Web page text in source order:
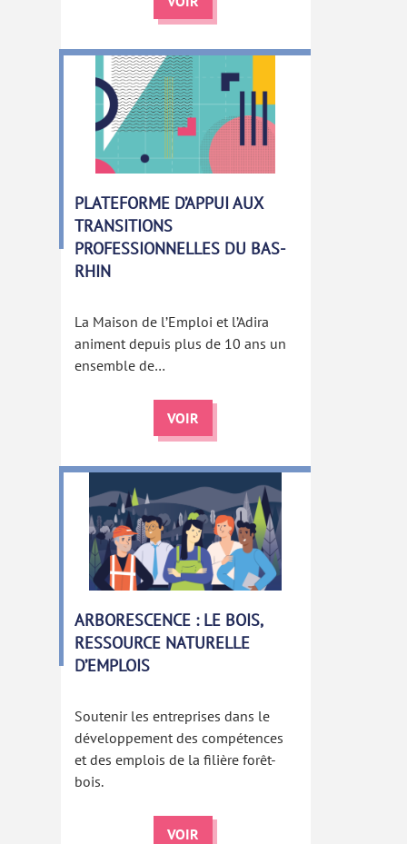
PLATEFORME D’APPUI AUX
TRANSITIONS
PROFESSIONNELLES DU BAS-
RHIN
La Maison de l’Emploi et l’Adira
animent depuis plus de 10 ans un
ensemble de…
VOIR
ARBORESCENCE : LE BOIS,
RESSOURCE NATURELLE
D’EMPLOIS
Soutenir les entreprises dans le
développement des compétences
et des emplois de la filière forêt-
bois.
VOIR